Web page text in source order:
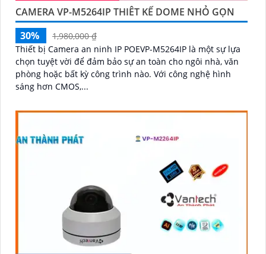
CAMERA VP-M5264IP THIÊT KẾ DOME NHỎ GỌN
30%
1,980,000 ₫
Thiết bị Camera an ninh IP POEVP-M5264IP là một sự lựa
chọn tuyệt vời để đảm bảo sự an toàn cho ngôi nhà, văn
phòng hoặc bất kỳ công trình nào. Với công nghệ hình
sáng hơn CMOS,...